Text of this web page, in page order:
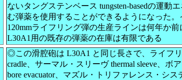
ないタングステンベース tungsten-basedの運動
む弾薬を使用することができるようになった。
120mmライフリング弾の生産ラインは何年か前
L30A1用の既存の弾薬の在庫は有限である
◎この滑腔砲は L30A1 と同じ長さで、ライフ
cradle、サーマル・スリーヴ thermal sleeve、ボ
bore evacuator、マズル・トリファレンス・シス